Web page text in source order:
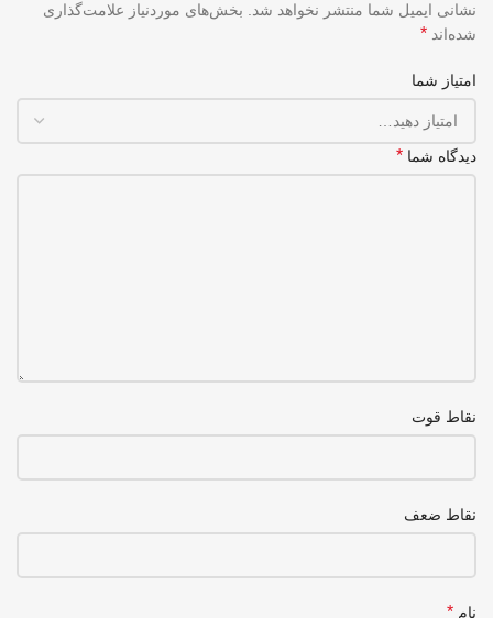
نشانی ایمیل شما منتشر نخواهد شد. بخش‌های موردنیاز علامت‌گذاری
شده‌اند *
امتیاز شما
دیدگاه شما *
نقاط قوت
نقاط ضعف
نام *